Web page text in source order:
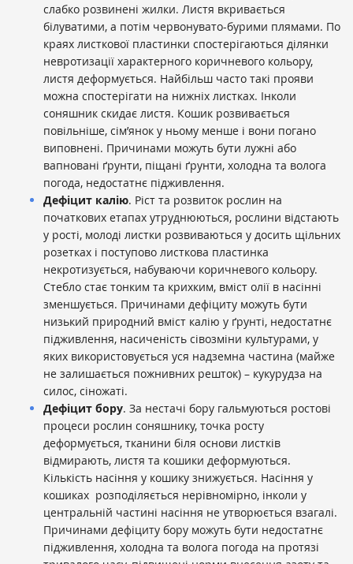
слабко розвинені жилки. Листя вкривається
білуватими, а потім червонувато-бурими плямами. По
краях листкової пластинки спостерігаються ділянки
невротизації характерного коричневого кольору,
листя деформується. Найбільш часто такі прояви
можна спостерігати на нижніх листках. Інколи
соняшник скидає листя. Кошик розвивається
повільніше, сім’янок у ньому менше і вони погано
виповнені. Причинами можуть бути лужні або
вапновані ґрунти, піщані ґрунти, холодна та волога
погода, недостатнє підживлення.
Дефіцит калію. Ріст та розвиток рослин на
початкових етапах утруднюються, рослини відстають
у рості, молоді листки розвиваються у досить щільних
розетках і поступово листкова пластинка
некротизується, набуваючи коричневого кольору.
Стебло стає тонким та крихким, вміст олії в насінні
зменшується. Причинами дефіциту можуть бути
низький природний вміст калію у ґрунті, недостатнє
підживлення, насиченість сівозміни культурами, у
яких використовується уся надземна частина (майже
не залишається пожнивних решток) – кукурудза на
силос, сіножаті.
Дефіцит бору. За нестачі бору гальмуються ростові
процеси рослин соняшнику, точка росту
деформується, тканини біля основи листків
відмирають, листя та кошики деформуються.
Кількість насіння у кошику знижується. Насіння у
кошиках розподіляється нерівномірно, інколи у
центральній частині насіння не утворюється взагалі.
Причинами дефіциту бору можуть бути недостатнє
підживлення, холодна та волога погода на протязі